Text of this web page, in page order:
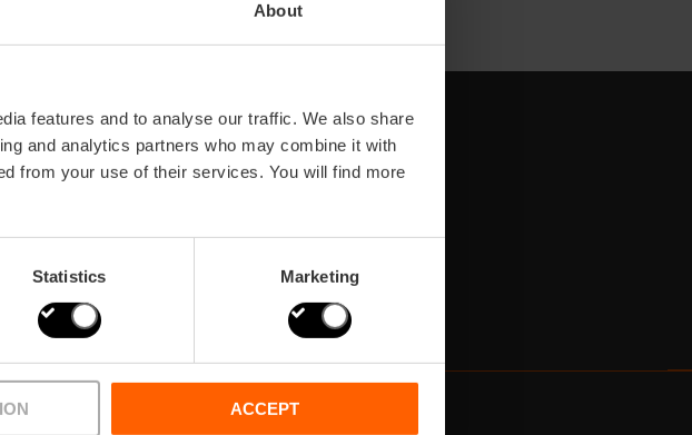
About
features and to analyse our traffic. We also share
and analytics partners who may combine it with
from your use of their services. You will find more
Statistics Marketing
ACCEPT